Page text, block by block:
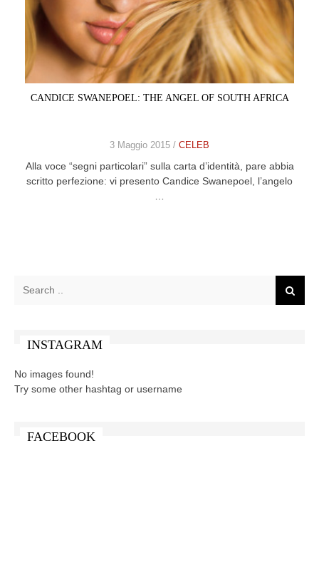
PARTIES
CELEB
CANDICE SWANEPOEL: THE ANGEL OF SOUTH AFRICA
3 Maggio 2015 / CELEB
Alla voce “segni particolari” sulla carta d’identità, pare abbia
scritto perfezione: vi presento Candice Swanepoel, l’angelo
INSTAGRAM
No images found!
Try some other hashtag or username
FACEBOOK